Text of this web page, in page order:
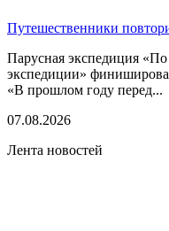
Путешественники
Парусная экспедиция
экспедиции»
«В прошлом году перед...
07.08.2026
Лента новостей